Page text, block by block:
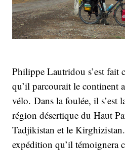
Philippe Lautridou s’est fait
qu’il parcourait le continent
vélo. Dans la foulée, il s’est
région désertique du Haut
Tadjikistan et le Kirghizistan.
expédition qu’il témoignera